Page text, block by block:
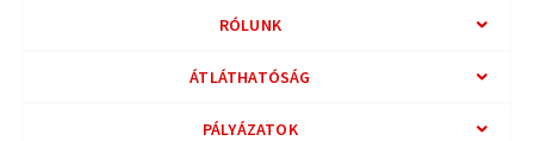
RÓLUNK
ÁTLÁTHATÓSÁG
PÁLYÁZATOK